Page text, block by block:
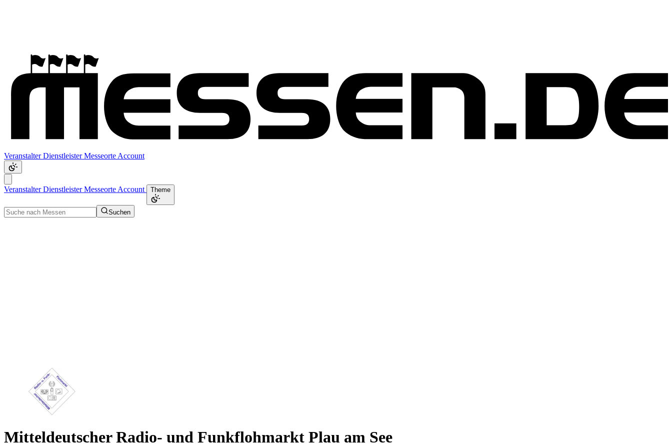
VeranstalterDienstleisterMesseorte Account
VeranstalterDienstleisterMesseorte Account Theme
Suchen
Mitteldeutscher Radio- und Funkflohmarkt Plau am See